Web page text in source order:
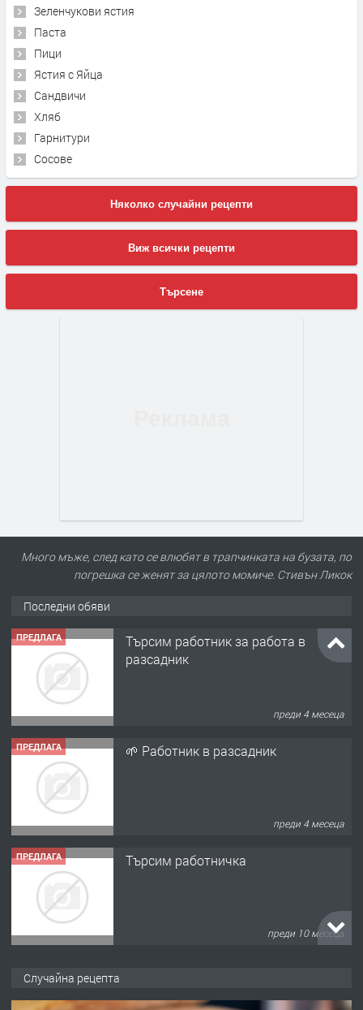
Зеленчукови ястия
Паста
Пици
Ястия с Яйца
Сандвичи
Хляб
Гарнитури
Сосове
Няколко случайни рецепти
Виж всички рецепти
Търсене
Много мъже, след като се влюбят в трапчинката на бузата, по
погрешка се женят за цялото момиче. Стивън Ликок
Последни обяви
ПРЕДЛАГА
Търсим работник за работа в
разсадник
преди 4 месеца
ПРЕДЛАГА 🌱 Работник в разсадник
преди 4 месеца
ПРЕДЛАГА Търсим работничка
преди 10 месеца
Случайна рецепта